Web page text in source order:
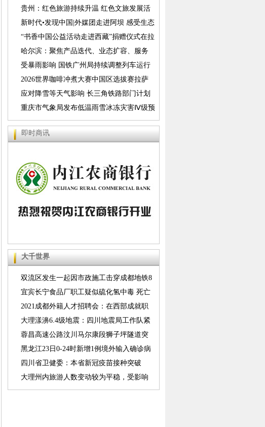
贵州：红色旅游持续升温 红色文旅发展活
力持续释放
新时代•发现中国|外媒团走进阿坝 感受生态
人文之美
“书香中国公益活动走进西藏”捐赠仪式在拉
萨举行
哈尔滨：聚焦产品迭代、业态扩容、服务
提质 推动亚布力夏季山地康养生态旅游全方
位升级
受暴雨影响 国铁广州局持续调整列车运行
京九铁路部分列车采取停运措施
2026世界咖啡冲煮大赛中国区选拔赛拉萨
分区赛举行
应对降雪等天气影响 长三角铁路部门计划
临时停运部分列车
重庆市气象局发布低温雨雪冰冻灾害Ⅳ级预
警
即时商讯
大千世界
双流区发生一起因市政施工击穿成都地铁8
号线珠江路至顺风上行区间隧道事件
宜宾长宁食品厂职工疑似硫化氢中毒 死亡
人数升至7人
2021成都外籍人才招聘会：在西部成就职
业梦想
大理漾濞6.4级地震：四川地震局工作队紧
急支援震区开展应急处置工作
蓉昌高速公路汶川马尔康段狮子坪隧道突
发险情紧急管制
黑龙江23日0-24时新增1例境外输入确诊病
四川省卫健委：本省新冠疫苗接种突破
2000万剂次
大理州内旅游人数变动较为平稳，受影响
不大